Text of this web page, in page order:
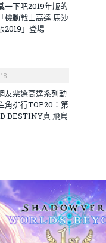
一下吧2019年版的
機動戰士高達 馬沙
2019」登場
友票選高達系列動
角排行TOP20：第
DESTINY真·飛鳥